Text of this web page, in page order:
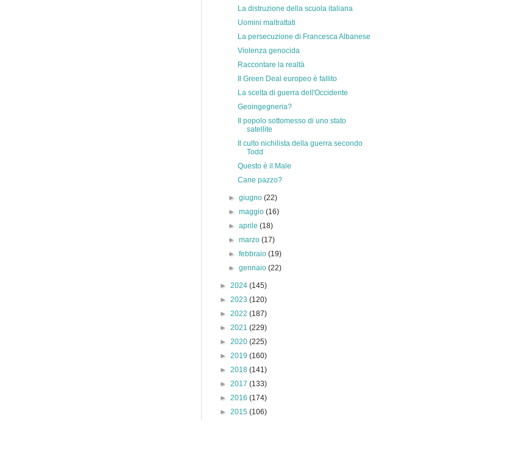
La distruzione della scuola italiana
Uomini maltrattati
La persecuzione di Francesca Albanese
Violenza genocida
Raccontare la realtà
Il Green Deal europeo è fallito
La scelta di guerra dell'Occidente
Geoingegneria?
Il popolo sottomesso di uno stato
satellite
Il culto nichilista della guerra secondo
Todd
Questo è il Male
Cane pazzo?
►giugno(22)
►maggio(16)
►aprile(18)
►marzo(17)
►febbraio(19)
►gennaio(22)
► 2024 (145)
► 2023 (120)
► 2022 (187)
► 2021 (229)
► 2020 (225)
► 2019 (160)
► 2018 (141)
► 2017 (133)
► 2016 (174)
► 2015 (106)